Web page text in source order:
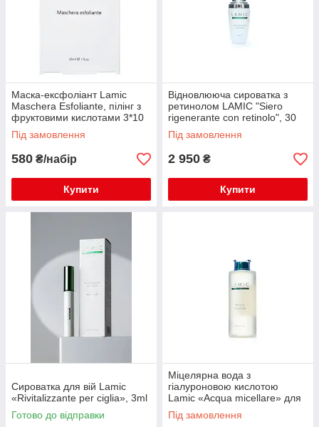
Маска-ексфоліант Lamic
Maschera Esfoliante, пілінг з
фруктовими кислотами 3*10
мл
Під замовлення
580 ₴/набір
Купити
Відновлююча сироватка з
ретинолом LAMIC "Siero
rigenerante con retinolo", 30
ml
Під замовлення
2 950 ₴
Купити
Сироватка для вій Lamic
«Rivitalizzante per ciglia», 3ml
Готово до відправки
Міцелярна вода з
гіалуроновою кислотою
Lamic «Acqua micellare» для
дбайливого очищення шкіри
400 мл
Під замовлення